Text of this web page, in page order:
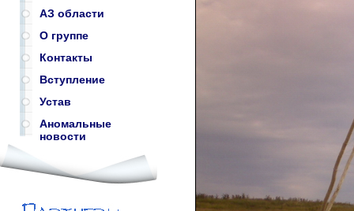
АЗ области
О группе
Контакты
Вступление
Устав
Аномальные
новости